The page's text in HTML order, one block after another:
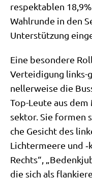
respek­ta­blen
Wahl­run­de in den
Unter­stüt­zung
Eine beson­de­re
Ver­tei­di­gung
nel­ler­wei­se die
Top-Leu­te aus
sek­tor. Sie for­men
che Gesicht des
Lich­ter­mee­re und
Rechts“,
die sich als